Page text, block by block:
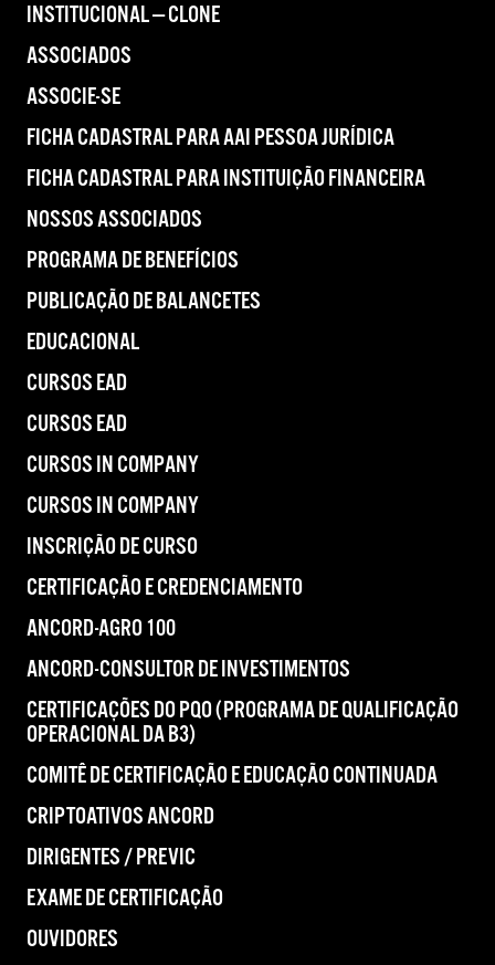
INSTITUCIONAL — CLONE
ASSOCIADOS
ASSOCIE-SE
FICHA CADASTRAL PARA AAI PESSOA JURÍDICA
FICHA CADASTRAL PARA INSTITUIÇÃO FINANCEIRA
NOSSOS ASSOCIADOS
PROGRAMA DE BENEFÍCIOS
PUBLICAÇÃO DE BALANCETES
EDUCACIONAL
CURSOS EAD
CURSOS EAD
CURSOS IN COMPANY
CURSOS IN COMPANY
INSCRIÇÃO DE CURSO
CERTIFICAÇÃO E CREDENCIAMENTO
ANCORD-AGRO 100
ANCORD-CONSULTOR DE INVESTIMENTOS
CERTIFICAÇÕES DO PQO (PROGRAMA DE QUALIFICAÇÃO
OPERACIONAL DA B3)
COMITÊ DE CERTIFICAÇÃO E EDUCAÇÃO CONTINUADA
CRIPTOATIVOS ANCORD
DIRIGENTES / PREVIC
EXAME DE CERTIFICAÇÃO
OUVIDORES